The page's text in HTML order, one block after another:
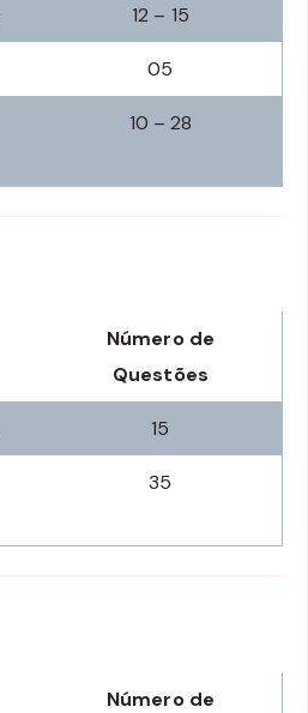
12 – 15
05
10 – 28
Número de
Questões
15
35
Número de